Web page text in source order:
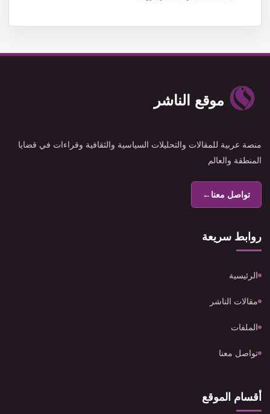
موقع الناشر
منصة عربية للمقالات والتحليلات السياسية والثقافية وقراءات في قضايا
المنطقة والعالم
تواصل معنا←
روابط سريعة
الرئيسية
مقالات الناشر
الملفات
تواصل معنا
أقسام الموقع